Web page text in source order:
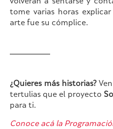
volverán a sentarse y
tome varias horas
arte fue su cómplice.
¿Quieres más historias?Ven
tertulias que el proyecto
para ti.
Conoce acá la